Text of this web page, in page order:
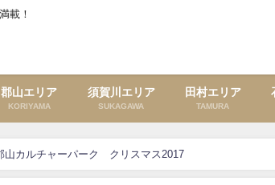
載！
郡山エリア
KORIYAMA
須賀川エリア
SUKAGAWA
田村エリア
TAMURA
山カルチャーパーク クリスマス2017